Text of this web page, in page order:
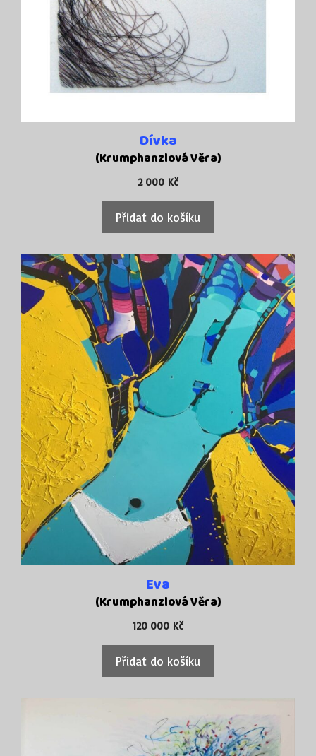
Dívka
(Krumphanzlová Věra)
2 000 Kč
Přidat do košíku
Eva
(Krumphanzlová Věra)
120 000 Kč
Přidat do košíku